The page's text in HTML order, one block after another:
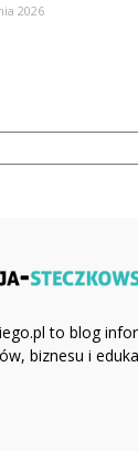
2026
to blog
biznesu i